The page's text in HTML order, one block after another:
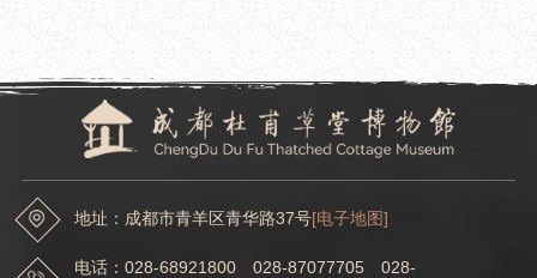
2025.06.11
成都杜甫草堂博物馆 2025年度馆级重点、一般科研项目立项评审结果公示名单
地址：成都市青羊区青华路37号[电子地图]
电话：028-68921800 028-87077705 028-